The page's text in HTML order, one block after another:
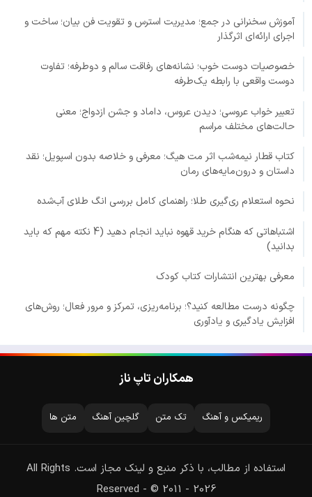
آموزش سخنرانی در جمع؛ مدیریت استرس و تقویت فن بیان؛ ساخت و
اجرای ارائه‌ای اثرگذار
خصوصیات دوست خوب؛ نشانه‌های رفاقت سالم و دوطرفه؛ تفاوت
دوست واقعی با رابطه یک‌طرفه
تعبیر خواب عروسی؛ دیدن عروس، داماد و جشن ازدواج؛ معنی
حالت‌های مختلف مراسم
کتاب قطار نیمه‌شب اثر مت هیگ؛ معرفی و خلاصه بدون اسپویل؛ نقد
داستان و درون‌مایه‌های رمان
نحوه استعلام ری‌گیری طلا؛ راهنمای کامل بررسی انگ طلای آب‌شده
اشتباهاتی که هنگام خرید قهوه نباید انجام دهید (4 نکته مهم که باید
بدانید)
معرفی بهترین انتشارات کتاب کودک
چگونه درست مطالعه کنید؟؛ برنامه‌ریزی، تمرکز و مرور فعال؛ روش‌های
افزایش یادگیری و یادآوری
همکاران تاپ ناز
ریمیکس و آهنگ تک متن گلچین آهنگ متن ها
استفاده از مطالب، با ذکر منبع و لینک مجاز است. All Rights
Reserved - © 2011 - 2026